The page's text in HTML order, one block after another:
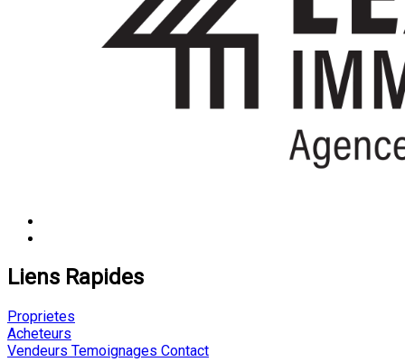
Liens Rapides
Proprietes
Acheteurs
Vendeurs Temoignages Contact